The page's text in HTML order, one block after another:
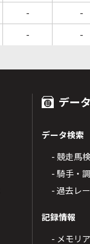
- -
- -
デー
データ検索
- 競走馬
- 騎手・
- 過去レ
記録情報
- メモリ